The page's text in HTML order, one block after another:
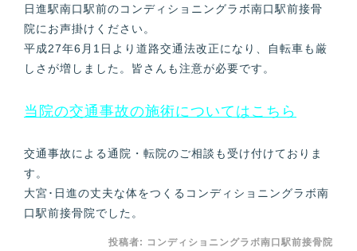
日進駅南口駅前のコンディショニングラボ南口駅前接骨
院にお声掛けください。
平成27年6月1日より道路交通法改正になり、自転車も厳
しさが増しました。皆さんも注意が必要です。
当院の交通事故の施術についてはこちら
交通事故による通院・転院のご相談も受け付けておりま
す。
大宮･日進の丈夫な体をつくるコンディショニングラボ南
口駅前接骨院でした。
投稿者: コンディショニングラボ南口駅前接骨院